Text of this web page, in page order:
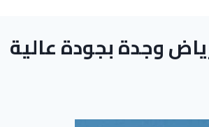
وجدة بجودة عالية